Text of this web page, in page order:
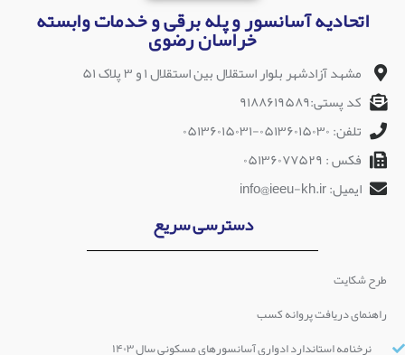
اتحادیه آسانسور و پله برقی و خدمات وابسته
خراسان رضوی
مشهد آزادشهر بلوار استقلال بین استقلال ۱ و ۳ پلاک ۵۱
کد پستی:۹۱۸۸۶۱۹۵۸۹
تلفن: ۰۵۱۳۶۰۱۵۰۳۰-۰۵۱۳۶۰۱۵۰۳۱
فکس : ۰۵۱۳۶۰۷۷۵۲۹
ایمیل: info@ieeu-kh.ir
دسترسی سریع
طرح شکایت
راهنمای دریافت پروانه کسب
نرخنامه استاندارد ادواری آسانسورهای مسکونی سال ۱۴۰۳